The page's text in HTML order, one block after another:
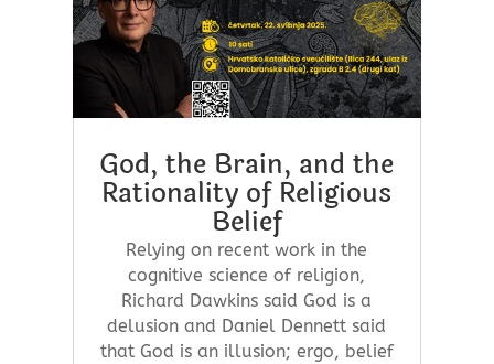
God, the Brain, and the
Rationality of Religious
Belief
Relying on recent work in the
cognitive science of religion,
Richard Dawkins said God is a
delusion and Daniel Dennett said
that God is an illusion; ergo, belief